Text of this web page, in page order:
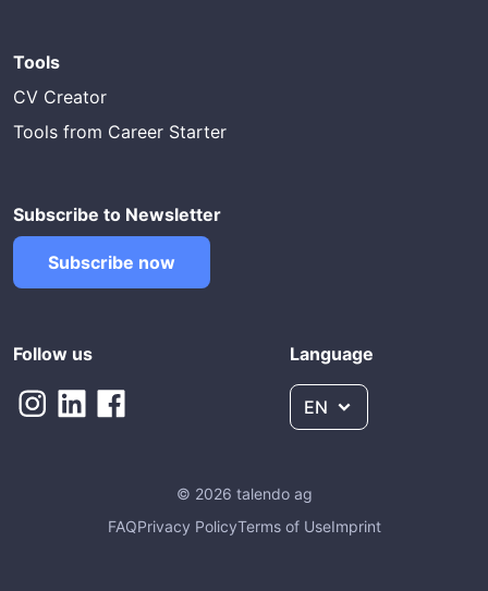
Tools
CV Creator
Tools from Career Starter
Subscribe to Newsletter
Subscribe now
Follow us Language
EN
© 2026 talendo ag
FAQPrivacy PolicyTerms of UseImprint